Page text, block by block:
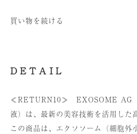
買い物を続ける
DETAIL
≪RETURN10≫ EXOSOME AG（
液）は、最新の美容技術を活用した
この商品は、エクソソーム（細胞外